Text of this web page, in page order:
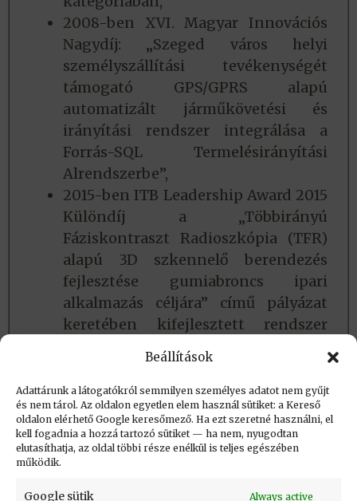
Beállítások
Adattárunk a látogatókról semmilyen személyes adatot nem gyűjt
és nem tárol. Az oldalon egyetlen elem használ sütiket: a Kereső
oldalon elérhető Google keresőmező. Ha ezt szeretné használni, el
kell fogadnia a hozzá tartozó sütiket — ha nem, nyugodtan
elutasíthatja, az oldal többi része enélkül is teljes egészében
működik.
Google sütik Always active
2008-ben XVI. Magyar Innovációs
Nagydíj: „Szeged város helyi
személyszállítási tevékenységét
támogató GPS/GPRS alapú
automatizált járműkövetési és
irányítási rendszer integrálása a
Forrás-SQL Termelésirányítási
Alrendszerbe”,
2015-ben ITB Leadership Award 2015
Különdíj a „Többirányú
Fáziskontraszt Radioszkópia (TFR)
alapú 3D szkennelő berendezés
fejlesztése gumiabroncs ipari
alkalmazás céljára” című pályázat
keretében kifejlesztett rendszer
elismeréseként.
Létrehozva: 2018.07.17. 10:12
Utolsó módosítás: 2026.03.26. 11:24